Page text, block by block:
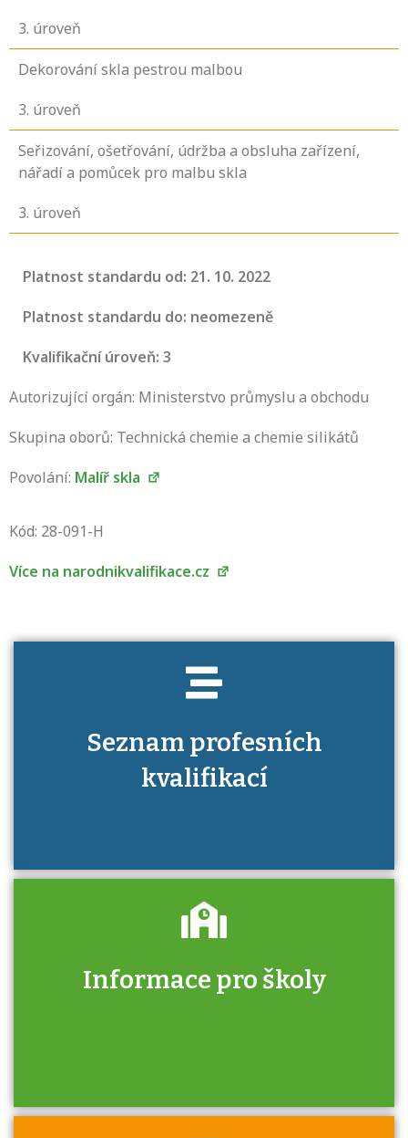
3. úroveň
Dekorování skla pestrou malbou
3. úroveň
Seřizování, ošetřování, údržba a obsluha zařízení,
nářadí a pomůcek pro malbu skla
3. úroveň
Platnost standardu od: 21. 10. 2022
Platnost standardu do: neomezeně
Kvalifikační úroveň: 3
Autorizující orgán: Ministerstvo průmyslu a obchodu
Skupina oborů: Technická chemie a chemie silikátů
Povolání: Malíř skla
Kód: 28-091-H
Více na narodnikvalifikace.cz
Seznam profesních
kvalifikací
Víte, jaké dovednosti musíte pro danou
Informace pro školy
Zjistěte, jak se přihlásit ke zkoušce a kde